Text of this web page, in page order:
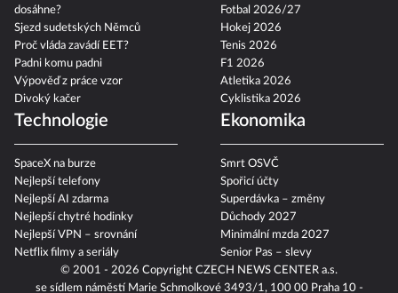
© 2001 - 2026 Copyright CZECH NEWS CENTER a.s.
se sídlem náměstí Marie Schmolkové 3493/1, 100 00 Praha 10 -
dosáhne?
Sjezd sudetských Němců
Proč vláda zavádí EET?
Padni komu padni
Výpověď z práce vzor
Divoký kačer
Fotbal 2026/27
Hokej 2026
Tenis 2026
F1 2026
Atletika 2026
Cyklistika 2026
Technologie
SpaceX na burze
Nejlepší telefony
Nejlepší AI zdarma
Nejlepší chytré hodinky
Nejlepší VPN – srovnání
Netflix filmy a seriály
Ekonomika
Smrt OSVČ
Spořicí účty
Superdávka – změny
Důchody 2027
Minimální mzda 2027
Senior Pas – slevy